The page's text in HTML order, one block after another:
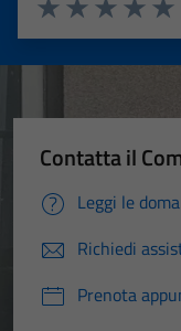
Valuta
Valuta 3
Valuta 2 stelle
Valuta 1 stelle su 5
Contatta il
Leggi le
Richiedi
Prenota